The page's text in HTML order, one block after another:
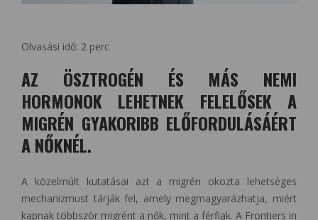
Olvasási idő: 2 perc
AZ ÖSZTROGÉN ÉS MÁS NEMI
HORMONOK LEHETNEK FELELŐSEK A
MIGRÉN GYAKORIBB ELŐFORDULÁSÁÉRT
A NŐKNÉL.
A közelmúlt kutatásai azt a migrén okozta lehetséges
mechanizmust tárják fel, amely megmagyarázhatja, miért
kapnak többször migrént a nők, mint a férfiak. A Frontiers in